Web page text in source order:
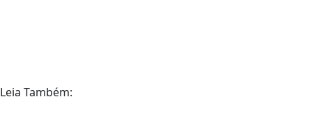
Leia Também: